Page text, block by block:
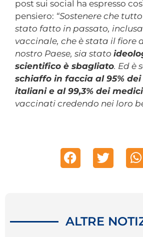
post sui social ha espresso
pensiero: “Sostenere che
stato fatto in passato,
vaccinale, che è stata il fiore
nostro Paese, sia stato
scientifico è sbagliato. Ed è
schiaffo in faccia al 95%
italiani e al 99,3% dei medici
vaccinati credendo nei loro
ALTRE